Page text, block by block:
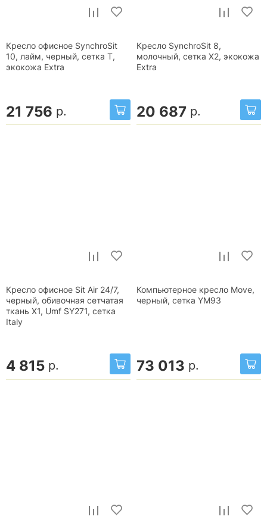
Кресло офисное SynchroSit
10, лайм, черный, сетка T,
экокожа Extra
21 756 р.
Кресло SynchroSit 8,
молочный, сетка X2, экокожа
Extra
20 687 р.
Кресло офисное Sit Air 24/7,
черный, обивочная сетчатая
ткань X1, Umf SY271, сетка
Italy
4 815 р.
Компьютерное кресло Move,
черный, сетка YM93
73 013 р.